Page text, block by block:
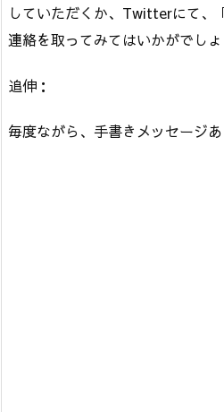
していただくか、Twitterにて、
連絡を取ってみてはいかがでし
追伸：
毎度ながら、手書きメッセージあ